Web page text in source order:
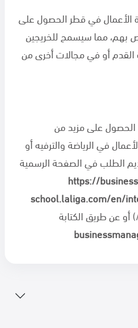
الأعمال في قطر الحصول على
بهم، مما سيسمح للخريجين
القدم أو في مجالات أخرى من
الحصول على مزيد من
في الرياضة والترفيه أو
الطلب في الصفحة الرسمية
https://
school.laliga.com/en/
أو عن طريق الكتابة